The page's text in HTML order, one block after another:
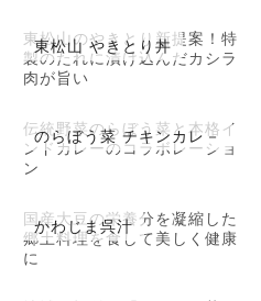
東松山 やきとり丼
東松山のやきとり新提案！特
製のたれに漬け込んだカシラ
肉が旨い
のらぼう菜 チキンカレ－
伝統野菜のらぼう菜と本格イ
ンドカレーのコラボレーショ
ン
かわじま呉汁
国産大豆の栄養分を凝縮した
郷土料理を食して美しく健康
に